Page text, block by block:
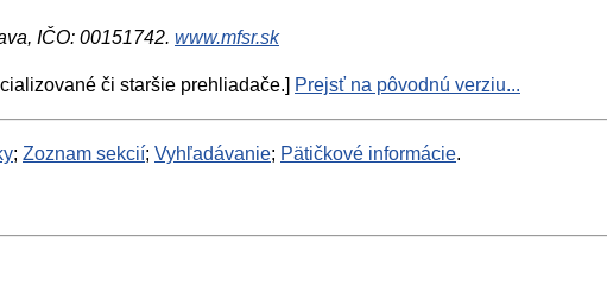
IČO: 00151742. www.mfsr.sk
či staršie prehliadače.] Prejsť na pôvodnú verziu...
; Zoznam sekcií; Vyhľadávanie; Pätičkové informácie.